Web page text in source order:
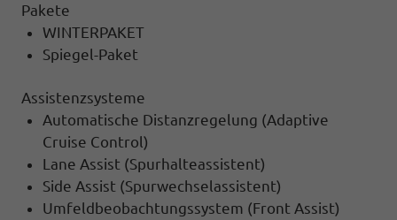
Pakete
WINTERPAKET
Spiegel-Paket
Assistenzsysteme
Automatische Distanzregelung (Adaptive
Cruise Control)
Lane Assist (Spurhalteassistent)
Side Assist (Spurwechselassistent)
Umfeldbeobachtungssystem (Front Assist)